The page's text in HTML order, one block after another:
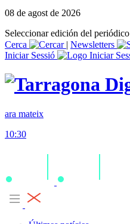
08 de agost de 2026
Seleccionar edición del periódico
Cerca
| Newsletters
Iniciar Sessió
ara mateix
10:30